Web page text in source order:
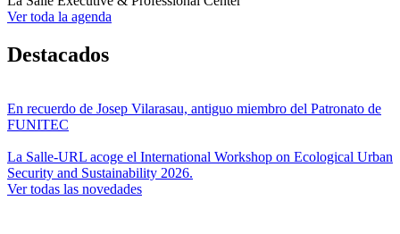
Ver toda la agenda
Destacados
En recuerdo de Josep Vilarasau, antiguo miembro del Patronato de
FUNITEC
La Salle-URL acoge el International Workshop on Ecological Urban
Security and Sustainability 2026.
Ver todas las novedades